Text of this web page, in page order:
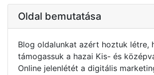
Oldal bemutatása
Blog oldalunkat azért hoztuk létre,
támogassuk a hazai Kis- és
Online jelenlétét a digitális